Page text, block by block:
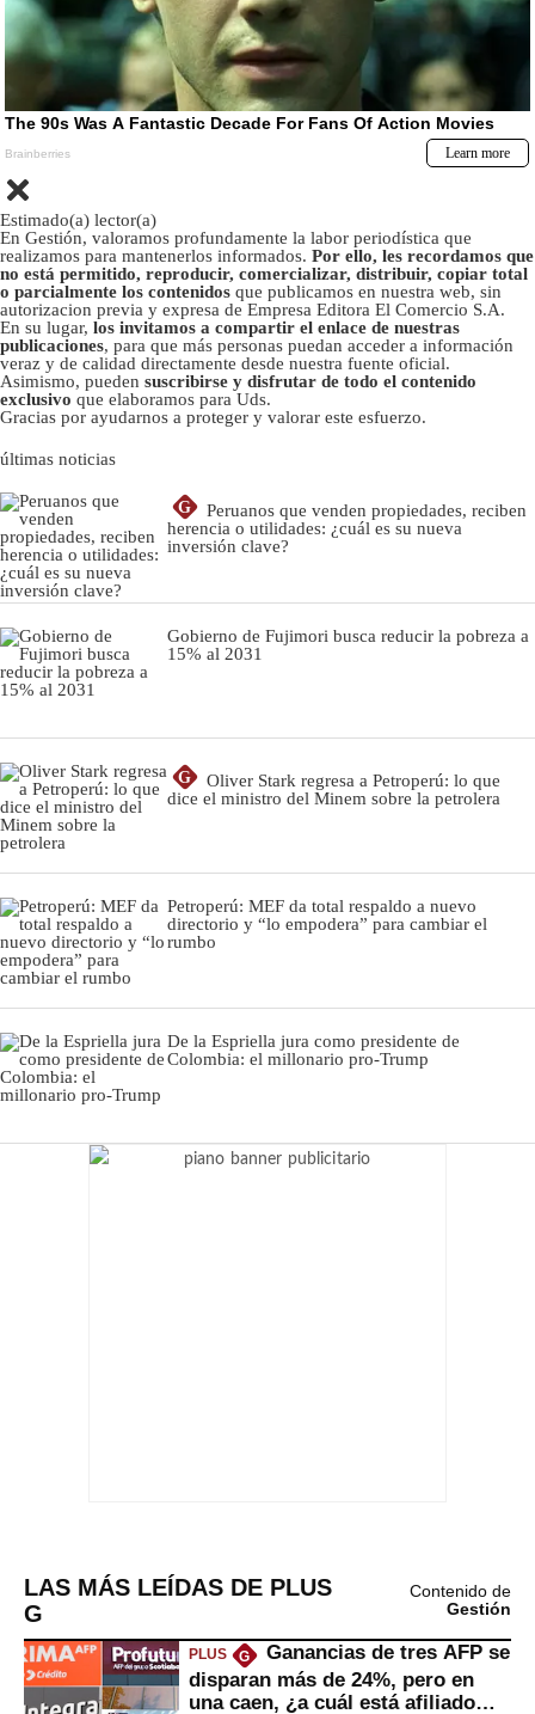
Estimado(a) lector(a)
En Gestión, valoramos profundamente la labor periodística que
realizamos para mantenerlos informados. Por ello, les recordamos que
no está permitido, reproducir, comercializar, distribuir, copiar total
o parcialmente los contenidos que publicamos en nuestra web, sin
autorizacion previa y expresa de Empresa Editora El Comercio S.A.
En su lugar, los invitamos a compartir el enlace de nuestras
publicaciones, para que más personas puedan acceder a información
veraz y de calidad directamente desde nuestra fuente oficial.
Asimismo, pueden suscribirse y disfrutar de todo el contenido
exclusivo que elaboramos para Uds.
Gracias por ayudarnos a proteger y valorar este esfuerzo.
últimas noticias
G
Peruanos que venden propiedades, reciben
herencia o utilidades: ¿cuál es su nueva
inversión clave?
Gobierno de Fujimori busca reducir la pobreza a
15% al 2031
G
Oliver Stark regresa a Petroperú: lo que
dice el ministro del Minem sobre la petrolera
Petroperú: MEF da total respaldo a nuevo
directorio y “lo empodera” para cambiar el
rumbo
De la Espriella jura como presidente de
Colombia: el millonario pro-Trump
LAS MÁS LEÍDAS DE PLUS
G
Contenido de
Gestión
PLUS G
Ganancias de tres AFP se
disparan más de 24%, pero en
una caen, ¿a cuál está afiliado